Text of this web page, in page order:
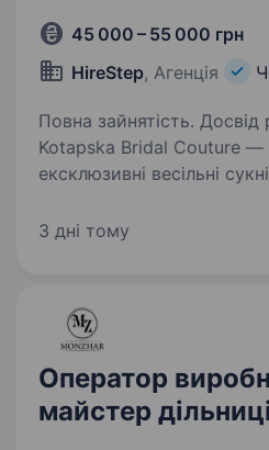
45 000 – 55 000 грн
HireStep, Агенція
Повна зайнятість. Досвід
Kotapska Bridal Couture
ексклюзивні весільні
організувати ефективну
3 дні тому
Оператор
майстер дільниці